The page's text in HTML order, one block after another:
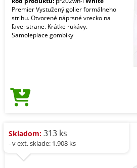
Premier Vystužený golier formálneho
strihu. Otvorené náprsné vrecko na
ľavej strane. Krátke rukávy.
Samolepiace gombíky
Skladom: 313 ks
- v ext. sklade: 1.908 ks